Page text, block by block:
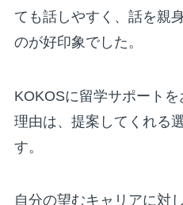
ても話しやすく、話を親
のが好印象でした。
KOKOSに留学サポート
理由は、提案してくれる
す。
自分の望むキャリアに対